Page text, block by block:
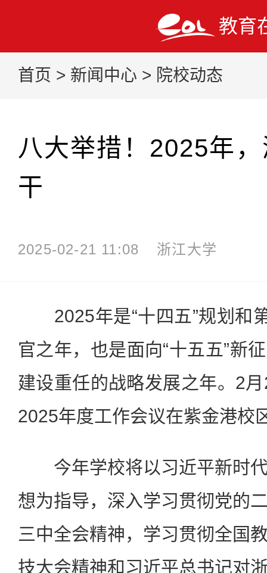
教育
首页 > 新闻中心 > 院校动态
八大举措！2025年
干
2025-02-21 11:08 浙江大学
2025年是“十四五”规划和第
官之年，也是面向“十五五”新
建设重任的战略发展之年。2
2025年度工作会议在紫金港校
今年学校将以习近平新时代
想为指导，深入学习贯彻党的
三中全会精神，学习贯彻全国
技大会精神和习近平总书记对